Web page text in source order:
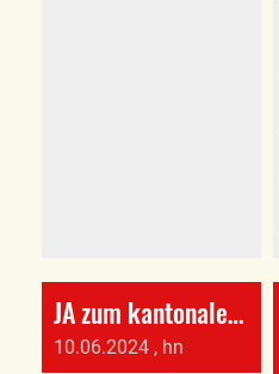
JA zum kantonalen Energiegesetz
10.06.2024 , hn